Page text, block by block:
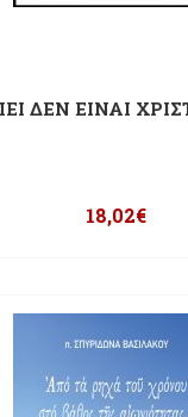
ΔΕΝ ΕΙΝΑΙ
18,02€